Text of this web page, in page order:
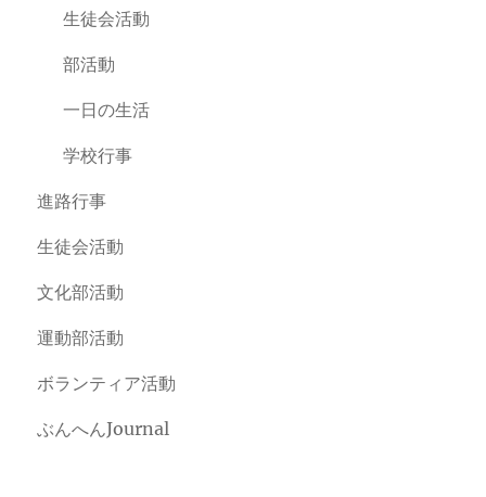
生徒会活動
部活動
一日の生活
学校行事
進路行事
生徒会活動
文化部活動
運動部活動
ボランティア活動
ぶんへんJournal